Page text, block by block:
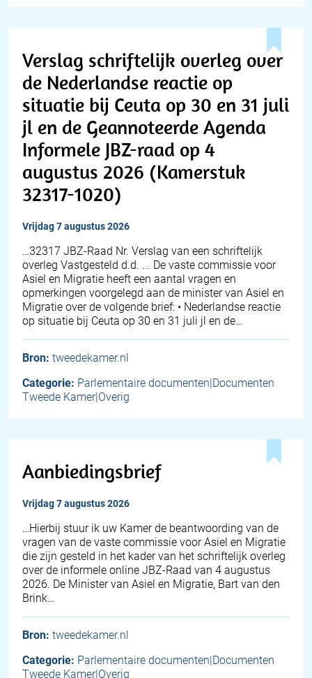
Verslag schriftelijk overleg over
de Nederlandse reactie op
situatie bij Ceuta op 30 en 31 juli
jl en de Geannoteerde Agenda
Informele JBZ-raad op 4
augustus 2026 (Kamerstuk
32317-1020)
vrijdag 7 augustus 2026
… 32317 JBZ-Raad Nr. Verslag van een schriftelijk
overleg Vastgesteld d.d. ... De vaste commissie voor
Asiel en Migratie heeft een aantal vragen en
opmerkingen voorgelegd aan de minister van Asiel en
Migratie over de volgende brief: • Nederlandse reactie
op situatie bij Ceuta op 30 en 31 juli jl en de…
Bron: tweedekamer.nl
Categorie: Parlementaire documenten|Documenten
Tweede Kamer|Overig
Aanbiedingsbrief
vrijdag 7 augustus 2026
… Hierbij stuur ik uw Kamer de beantwoording van de
vragen van de vaste commissie voor Asiel en Migratie
die zijn gesteld in het kader van het schriftelijk overleg
over de informele online JBZ-Raad van 4 augustus
2026. De Minister van Asiel en Migratie, Bart van den
Brink…
Bron: tweedekamer.nl
Categorie: Parlementaire documenten|Documenten
Tweede Kamer|Overig